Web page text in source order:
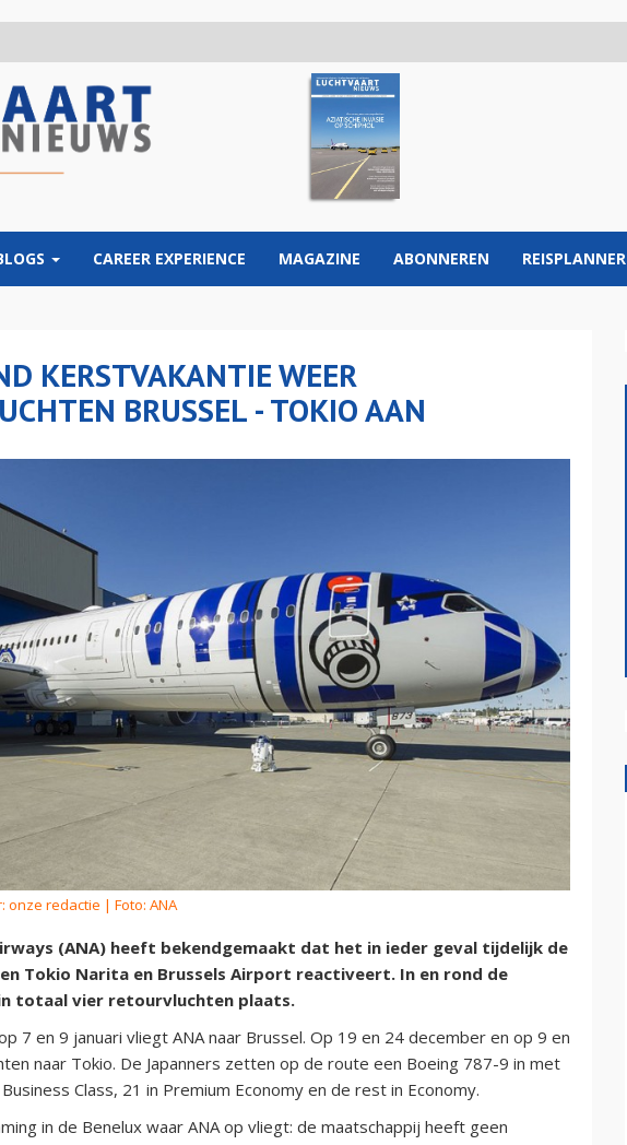
CAREER EXPERIENCE MAGAZINE ABONNEREN REISPLANNER
KERSTVAKANTIE WEER
BRUSSEL - TOKIO AAN
onze redactie | Foto: ANA
(ANA) heeft bekendgemaakt dat het in ieder geval tijdelijk de
Tokio Narita en Brussels Airport reactiveert. In en rond de
totaal vier retourvluchten plaats.
7 en 9 januari vliegt ANA naar Brussel. Op 19 en 24 december en op 9 en
naar Tokio. De Japanners zetten op de route een Boeing 787-9 in met
Class, 21 in Premium Economy en de rest in Economy.
in de Benelux waar ANA op vliegt: de maatschappij heeft geen